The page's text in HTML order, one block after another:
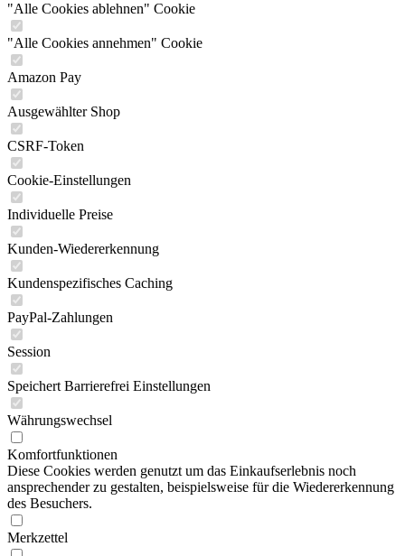
"Alle Cookies ablehnen" Cookie
"Alle Cookies annehmen" Cookie
Amazon Pay
Ausgewählter Shop
CSRF-Token
Cookie-Einstellungen
Individuelle Preise
Kunden-Wiedererkennung
Kundenspezifisches Caching
PayPal-Zahlungen
Session
Speichert Barrierefrei Einstellungen
Währungswechsel
Komfortfunktionen
Diese Cookies werden genutzt um das Einkaufserlebnis noch
ansprechender zu gestalten, beispielsweise für die Wiedererkennung
des Besuchers.
Merkzettel